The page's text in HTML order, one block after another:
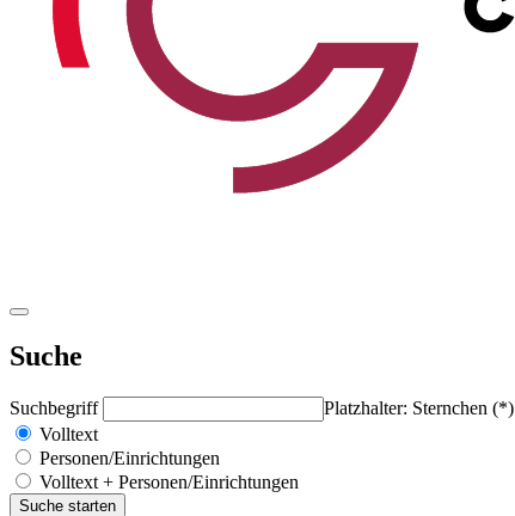
Suche
Suchbegriff
Platzhalter: Sternchen (*)
Volltext
Personen/Einrichtungen
Volltext + Personen/Einrichtungen